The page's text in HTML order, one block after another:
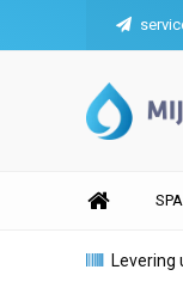
Levering